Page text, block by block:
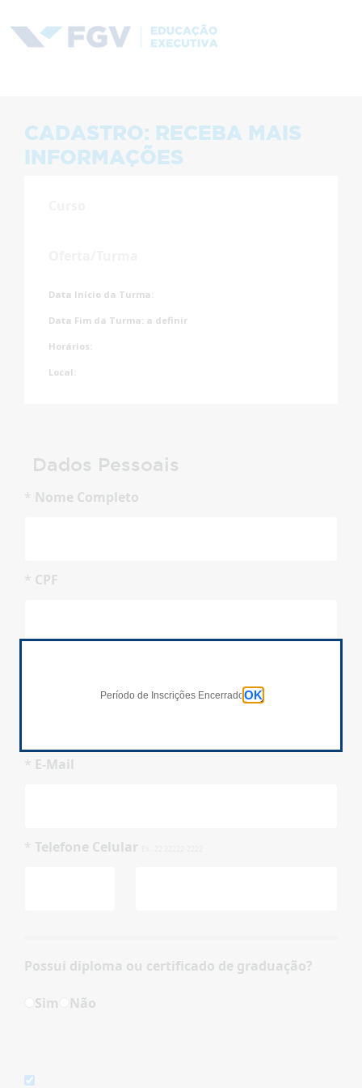
CADASTRO: RECEBA MAIS
INFORMAÇÕES
Data Início da Turma:
Data Fim da Turma: a definir
Horários:
Local:
Dados Pessoais
* Nome Completo
* CPF
* E-Mail
* Telefone Celular
Possui diploma ou certificado de graduação?
Sim Não
Período de Inscrições Encerrado OK